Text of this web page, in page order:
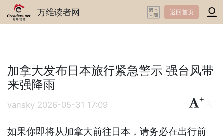
万维读者网 返回首页
加拿大发布日本旅行紧急警示 强台风带
来强降雨
vansky 2026-05-31 17:09
+
如果你即将从加拿大前往日本，请务必在出行前